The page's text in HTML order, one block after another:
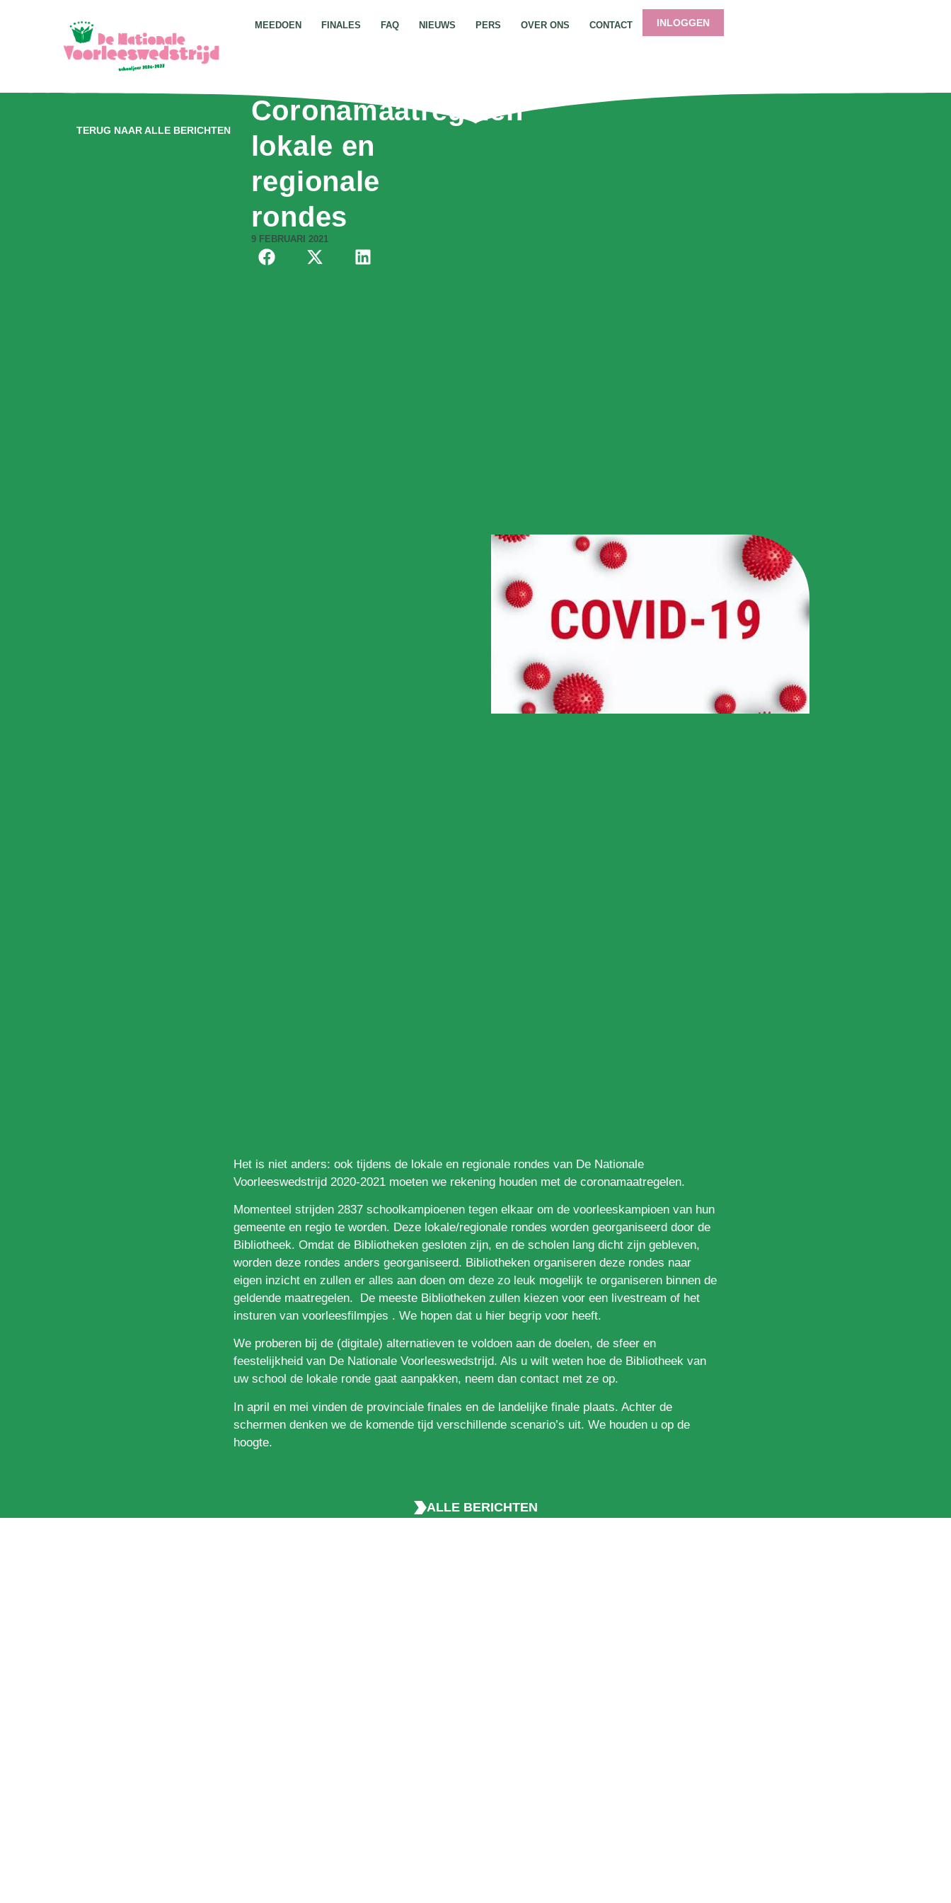
MEEDOEN FINALES FAQ NIEUWS PERS OVER ONS CONTACT INLOGGEN
TERUG NAAR ALLE BERICHTEN
Coronamaatregelen
lokale en
regionale
rondes
9 FEBRUARI 2021
Het is niet anders: ook tijdens de lokale en regionale rondes van De Nationale
Voorleeswedstrijd 2020-2021 moeten we rekening houden met de coronamaatregelen.
Momenteel strijden 2837 schoolkampioenen tegen elkaar om de voorleeskampioen van hun
gemeente en regio te worden. Deze lokale/regionale rondes worden georganiseerd door de
Bibliotheek. Omdat de Bibliotheken gesloten zijn, en de scholen lang dicht zijn gebleven,
worden deze rondes anders georganiseerd. Bibliotheken organiseren deze rondes naar
eigen inzicht en zullen er alles aan doen om deze zo leuk mogelijk te organiseren binnen de
geldende maatregelen. De meeste Bibliotheken zullen kiezen voor een livestream of het
insturen van voorleesfilmpjes . We hopen dat u hier begrip voor heeft.
We proberen bij de (digitale) alternatieven te voldoen aan de doelen, de sfeer en
feestelijkheid van De Nationale Voorleeswedstrijd. Als u wilt weten hoe de Bibliotheek van
uw school de lokale ronde gaat aanpakken, neem dan contact met ze op.
In april en mei vinden de provinciale finales en de landelijke finale plaats. Achter de
schermen denken we de komende tijd verschillende scenario’s uit. We houden u op de
hoogte.
ALLE BERICHTEN